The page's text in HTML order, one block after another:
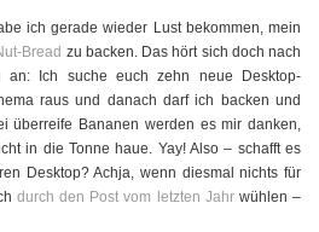
ich gerade wieder Lust bekommen, mein
Bread zu backen. Das hört sich doch nach
an: Ich suche euch zehn neue Desktop-
raus und danach darf ich backen und
überreife Bananen werden es mir danken,
in die Tonne haue. Yay! Also – schafft es
Desktop? Achja, wenn diesmal nichts für
durch den Post vom letzten Jahrwühlen –